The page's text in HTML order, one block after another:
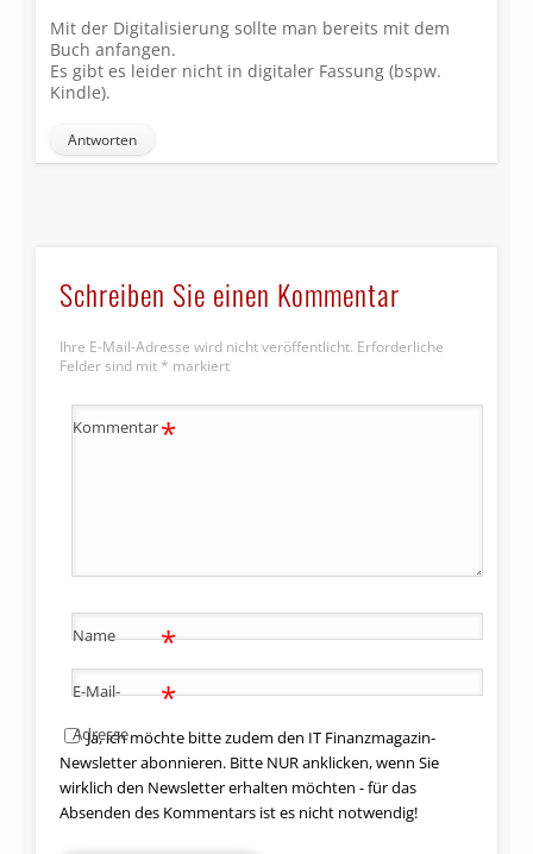
Mit der Digitalisierung sollte man bereits mit dem
Buch anfangen.
Es gibt es leider nicht in digitaler Fassung (bspw.
Kindle).
Antworten
Schreiben Sie einen Kommentar
Ihre E-Mail-Adresse wird nicht veröffentlicht. Erforderliche
Felder sind mit * markiert
Kommentar*
Name *
E-Mail-
Adresse
*
Ja, ich möchte bitte zudem den IT Finanzmagazin-
Newsletter abonnieren. Bitte NUR anklicken, wenn Sie
wirklich den Newsletter erhalten möchten - für das
Absenden des Kommentars ist es nicht notwendig!